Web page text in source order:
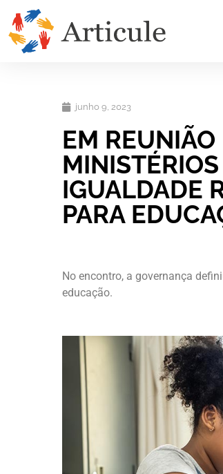
junho 9, 2023
EM
IGUALDADE
PARA
No encontro, a governança
educação.